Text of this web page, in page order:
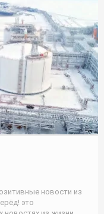
новости из
это